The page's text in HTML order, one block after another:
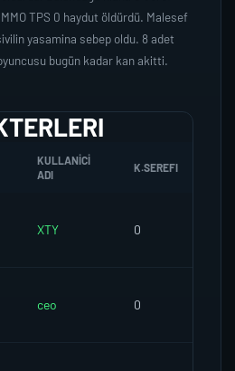
TPS 0 haydut öldürdü. Malesef
yasamina sebep oldu. 8 adet
bugün kadar kan akitti.
KULLANICI
ADI
K.SEREFI
XTY 0
ceo 0